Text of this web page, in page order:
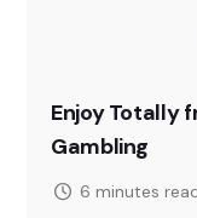
Enjoy Totally
Gambling
6 minutes